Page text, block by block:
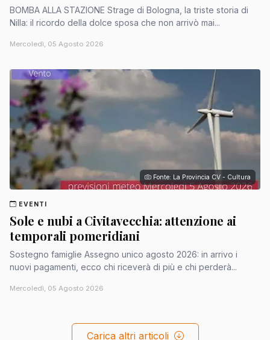
BOMBA ALLA STAZIONE Strage di Bologna, la triste storia di
Nilla: il ricordo della dolce sposa che non arrivò mai...
Mercoledì, 05 Agosto 2026
Fonte: La Provincia CV - Cultura
EVENTI
Sole e nubi a Civitavecchia: attenzione ai
temporali pomeridiani
Sostegno famiglie Assegno unico agosto 2026: in arrivo i
nuovi pagamenti, ecco chi riceverà di più e chi perderà...
Mercoledì, 05 Agosto 2026
Carica altri articoli